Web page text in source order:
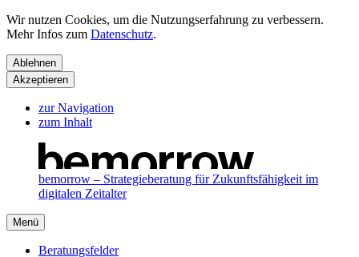
Wir nutzen Cookies, um die Nutzungserfahrung zu verbessern.
Mehr Infos zum Datenschutz.
Ablehnen
Akzeptieren
zur Navigation
zum Inhalt
bemorrow – Strategieberatung für Zukunftsfähigkeit im
digitalen Zeitalter
Menü
Beratungsfelder